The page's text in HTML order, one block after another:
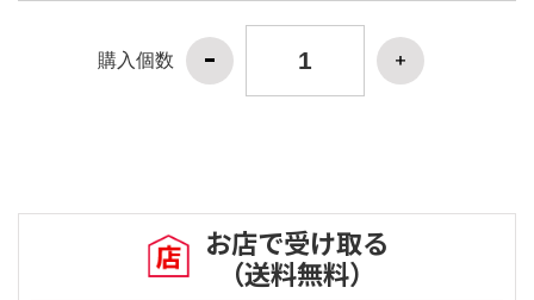
購入個数
お店で受け取る
（送料無料）